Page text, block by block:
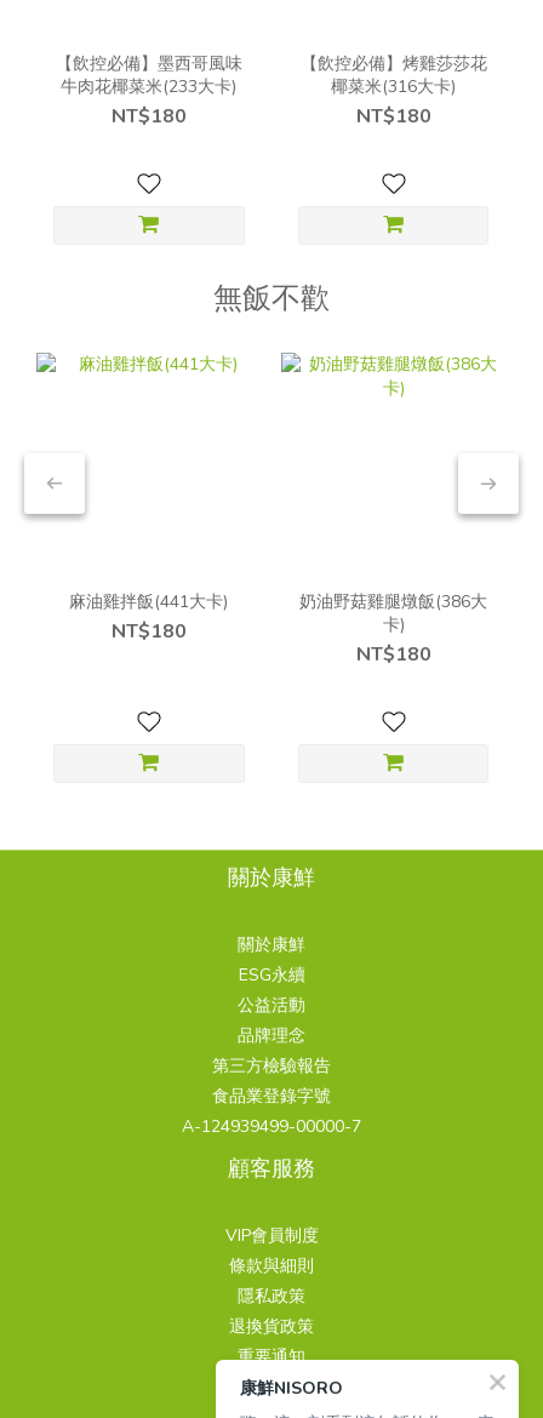
【飲控必備】墨西哥風味
牛肉花椰菜米(233大卡)
NT$180
【飲控必備】烤雞莎莎花
椰菜米(316大卡)
NT$180
無飯不歡
麻油雞拌飯(441大卡)
NT$180
奶油野菇雞腿燉飯(386大
卡)
NT$180
關於康鮮
關於康鮮
ESG永續
公益活動
品牌理念
第三方檢驗報告
食品業登錄字號
A-124939499-00000-7
顧客服務
VIP會員制度
條款與細則
隱私政策
退換貨政策
重要通知
聯繫我們
康鮮NISORO